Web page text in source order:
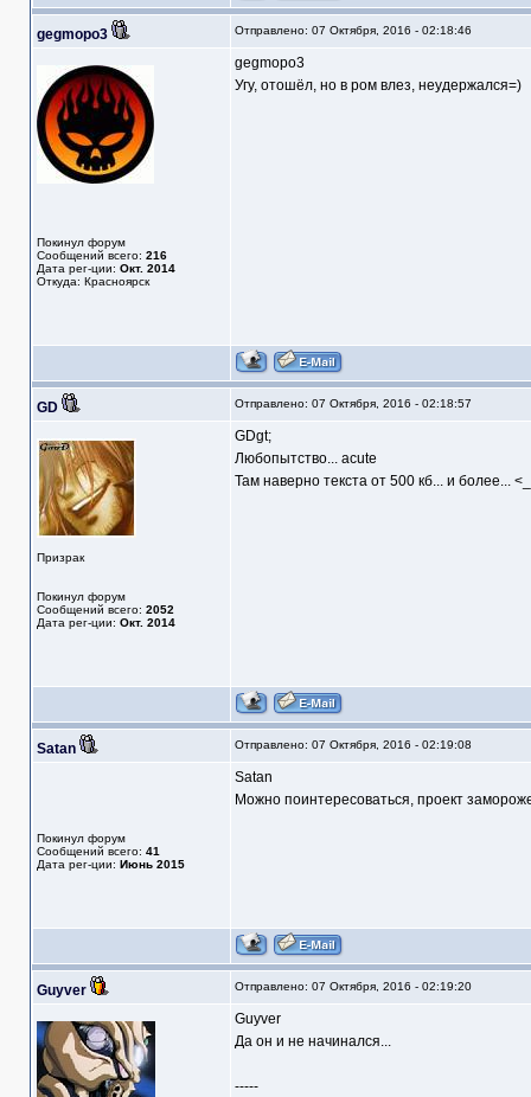
gegmopo3 Отправлено: 07 Октября, 2016 - 02:18:46
Покинул форум
Сообщений всего: 216
Дата рег-ции: Окт. 2014
Откуда: Красноярск
gegmopo3
Угу, отошёл, но в ром влез, неудержался=)
GD Отправлено: 07 Октября, 2016 - 02:18:57
Призрак
Покинул форум
Сообщений всего: 2052
Дата рег-ции: Окт. 2014
GDgt;
Любопытство... acute
Там наверно текста от 500 кб... и более...
Satan Отправлено: 07 Октября, 2016 - 02:19:08
Покинул форум
Сообщений всего: 41
Дата рег-ции: Июнь 2015
Satan
Можно поинтересоваться, проект
Guyver Отправлено: 07 Октября, 2016 - 02:19:20
Guyver
Да он и не начинался...
-----